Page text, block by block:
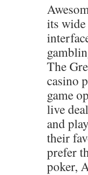
its
The
casino
game
live
and
their
prefer
poker,